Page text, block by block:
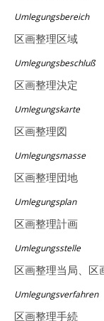
Umlegungsbereich
区画整理区域
Umlegungsbeschluß
区画整理決定
Umlegungskarte
区画整理図
Umlegungsmasse
区画整理団地
Umlegungsplan
区画整理計画
Umlegungsstelle
区画整理当局、区
Umlegungsverfahren
区画整理手続